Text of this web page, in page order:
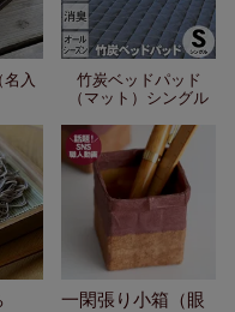
入
竹炭ベッドパッド
（マット）シングル
一閑張り小箱（眼